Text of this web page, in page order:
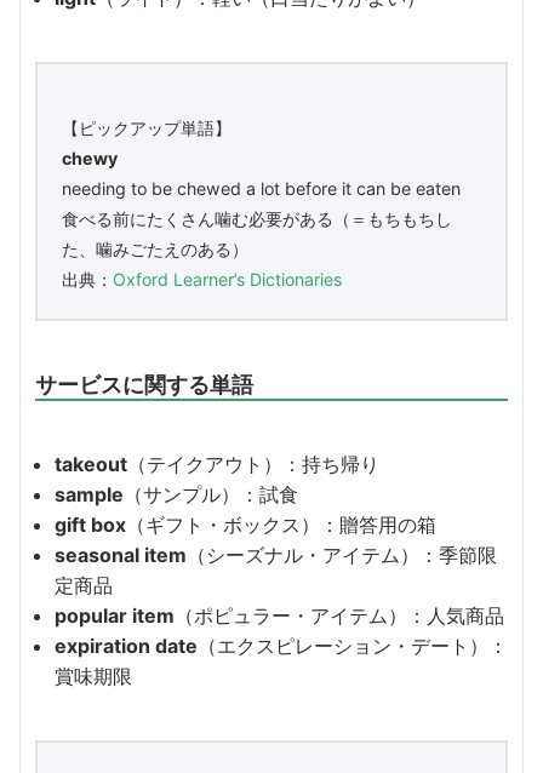
【ピックアップ単語】
chewy
needing to be chewed a lot before it can be eaten
食べる前にたくさん噛む必要がある（＝もちもちし
た、噛みごたえのある）
出典： Oxford Learner’s Dictionaries
サービスに関する単語
takeout （テイクアウト）：持ち帰り
sample （サンプル）：試食
gift box （ギフト・ボックス）：贈答用の箱
seasonal item （シーズナル・アイテム）：季節限
定商品
popular item （ポピュラー・アイテム）：人気商品
expiration date （エクスピレーション・デート）：
賞味期限